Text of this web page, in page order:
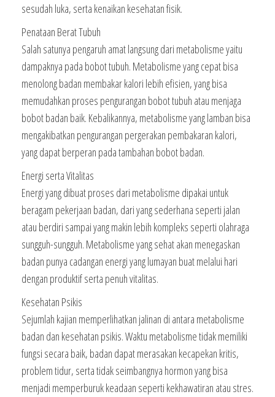
sesudah luka, serta kenaikan kesehatan fisik.
Penataan Berat Tubuh
Salah satunya pengaruh amat langsung dari metabolisme yaitu
dampaknya pada bobot tubuh. Metabolisme yang cepat bisa
menolong badan membakar kalori lebih efisien, yang bisa
memudahkan proses pengurangan bobot tubuh atau menjaga
bobot badan baik. Kebalikannya, metabolisme yang lamban bisa
mengakibatkan pengurangan pergerakan pembakaran kalori,
yang dapat berperan pada tambahan bobot badan.
Energi serta Vitalitas
Energi yang dibuat proses dari metabolisme dipakai untuk
beragam pekerjaan badan, dari yang sederhana seperti jalan
atau berdiri sampai yang makin lebih kompleks seperti olahraga
sungguh-sungguh. Metabolisme yang sehat akan menegaskan
badan punya cadangan energi yang lumayan buat melalui hari
dengan produktif serta penuh vitalitas.
Kesehatan Psikis
Sejumlah kajian memperlihatkan jalinan di antara metabolisme
badan dan kesehatan psikis. Waktu metabolisme tidak memiliki
fungsi secara baik, badan dapat merasakan kecapekan kritis,
problem tidur, serta tidak seimbangnya hormon yang bisa
menjadi memperburuk keadaan seperti kekhawatiran atau stres.